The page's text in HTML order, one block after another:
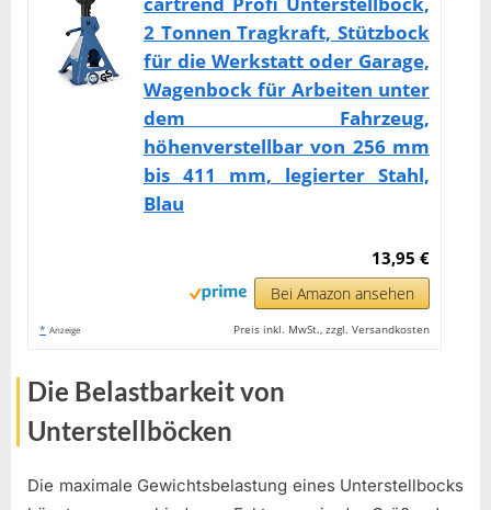
2 Tonnen Tragkraft, Stützbock
für die Werkstatt oder Garage,
Wagenbock für Arbeiten unter
dem Fahrzeug,
höhenverstellbar von 256 mm
bis 411 mm, legierter Stahl,
Blau
13,95 €
Bei Amazon ansehen
* Anzeige Preis inkl. MwSt., zzgl. Versandkosten
Die Belastbarkeit von
Unterstellböcken
Die maximale Gewichtsbelastung eines Unterstellbocks